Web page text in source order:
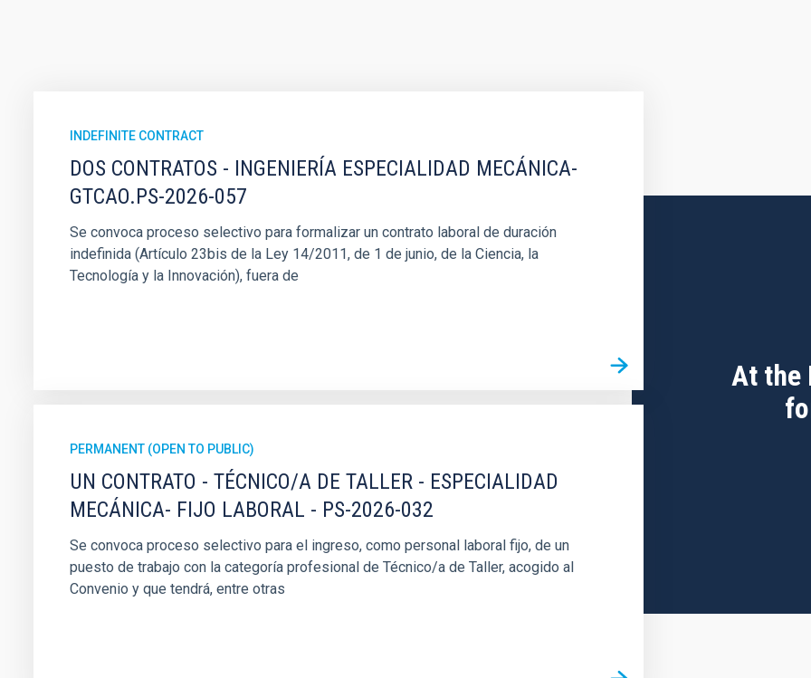
INDEFINITE CONTRACT
DOS CONTRATOS - INGENIERÍA ESPECIALIDAD MECÁNICA-
GTCAO.PS-2026-057
Se convoca proceso selectivo para formalizar un contrato laboral de duración
indefinida (Artículo 23bis de la Ley 14/2011, de 1 de junio, de la Ciencia, la
Tecnología y la Innovación), fuera de
PERMANENT (OPEN TO PUBLIC)
UN CONTRATO - TÉCNICO/A DE TALLER - ESPECIALIDAD
MECÁNICA- FIJO LABORAL - PS-2026-032
Se convoca proceso selectivo para el ingreso, como personal laboral fijo, de un
puesto de trabajo con la categoría profesional de Técnico/a de Taller, acogido al
Convenio y que tendrá, entre otras
At the